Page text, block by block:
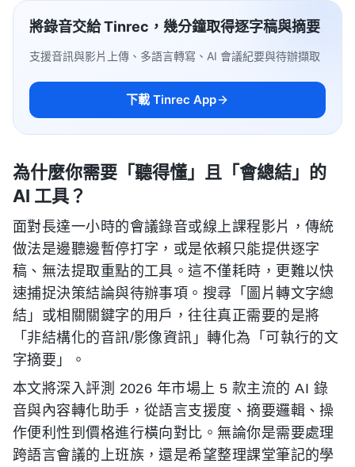
將錄音交給 Tinrec，幾分鐘取得逐字稿與摘要
支援音訊與影片上傳、多語言轉寫、AI 會議紀要與待辦擷取
下載 Tinrec App
為什麼你需要「聽得懂」且「會總結」的
AI 工具？
面對長達一小時的會議錄音或線上課程影片，傳統
做法是邊聽邊暫停打字，或是依賴只能提供逐字
稿、無法提取重點的工具。這不僅耗時，更難以快
速捕捉決策結論與待辦事項。搜尋「圖片轉文字總
結」或相關關鍵字的用戶，往往真正需要的是將
「非結構化的音訊/影像資訊」轉化為「可執行的文
字摘要」。
本文將深入評測 2026 年市場上 5 款主流的 AI 錄
音與內容轉化助手，從語言支援度、摘要邏輯、操
作便利性到價格進行橫向對比。無論你是需要處理
跨語言會議的上班族，還是希望整理課堂筆記的學